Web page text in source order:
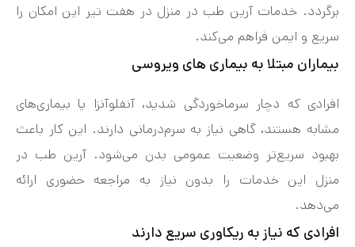
برگردد. خدمات آرین طب در منزل در هفت‌ تیر این امکان را
سریع و ایمن فراهم می‌کند.
بیماران مبتلا به بیماری‌ های ویروسی
افرادی که دچار سرماخوردگی شدید، آنفلوآنزا یا بیماری‌های
مشابه هستند، گاهی نیاز به سرم‌درمانی دارند. این کار باعث
بهبود سریع‌تر وضعیت عمومی بدن می‌شود. آرین طب در
منزل این خدمات را بدون نیاز به مراجعه حضوری ارائه
می‌دهد.
افرادی که نیاز به ریکاوری سریع دارند